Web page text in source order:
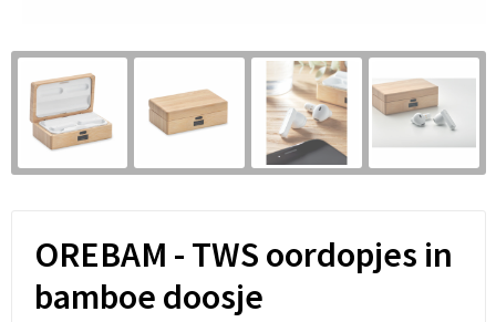
Spellen voor binnen en buiten
Sport
Veiligheid, Auto en Fiets
Powerbanks
Vesten
OREBAM - TWS oordopjes in
bamboe doosje